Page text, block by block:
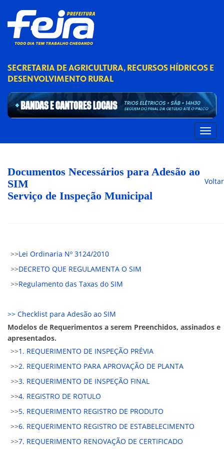
SECRETARIA DE AGRICULTURA, RECURSOS HÍDRICOS E
DESENVOLVIMENTO RURAL
Documentos Necessários para Adesão ao
SIM
Serviço de Inspeção Municipal
Voltar
>>Lei Ordinaria Nº 3124/2010
>>DECRETO QUE REGULAMENTA O SIM
>>Regulamento das Taxas do SIM
>> Checklist para Adesão ao SIM
Modelos de Requerimentos a serem Preenchidos, assinados e
apresentados.
>>1. REQUERIMENTO DE INSPEÇÃO PRÉVIA
>>2. REQUERIMENTO PARA APROVAÇÃO DE PLANTA
>>3. REQUERIMENTO DE INSPEÇÃO FINAL
>>4. REGISTRO DE ROTULO
>>5. REQUERIMENTO REGISTRO DE PRODUTO
>>6. REQUERIMENTO REGISTRO DE ESTABELECIMENTO
>>7. REQUERIMENTO RENOVAÇÃO DE CERTIFICADO